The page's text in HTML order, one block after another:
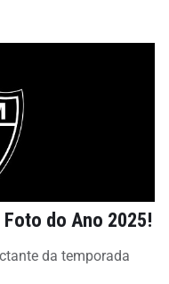
do Ano 2025!
da temporada